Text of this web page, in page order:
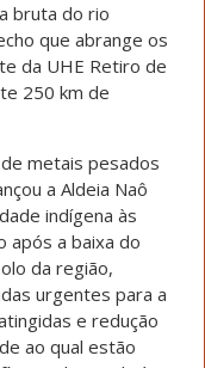
bruta do rio
que abrange os
da UHE Retiro de
250 km de
metais pesados
a Aldeia Naô
indígena às
após a baixa do
da região,
urgentes para a
e redução
ao qual estão